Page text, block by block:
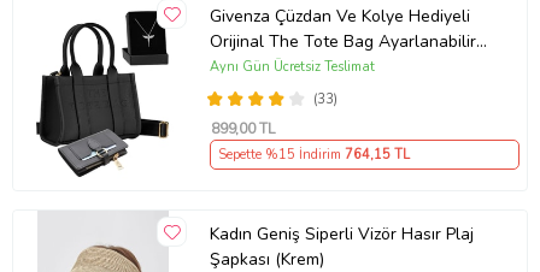
Givenza Çüzdan Ve Kolye Hediyeli
Orijinal The Tote Bag Ayarlanabilir
Kolon Askılı Yumuşak Deri Çapraz
Mini El Kol ve Omuz Çantası (Siyah)
(33)
Aynı Gün Ücretsiz Teslimat
899,00 TL
Sepette %15 İndirim 764,15 TL
Kadın Geniş Siperli Vizör Hasır Plaj
Şapkası (Krem)